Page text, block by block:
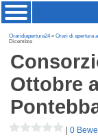
Oraridiapertura24»Orari di apertura
Dicembre
Ottobre
|0